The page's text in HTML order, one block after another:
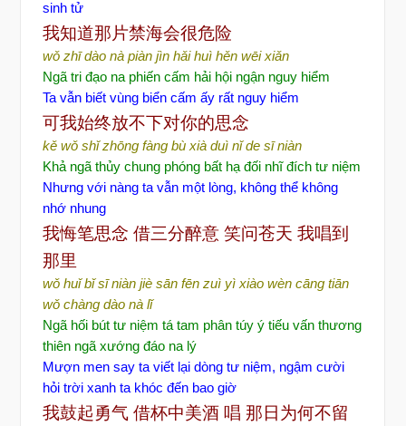
sinh tử
我知道那片禁海会很危险
wǒ zhī dào nà piàn jìn hǎi huì hěn wēi xiǎn
Ngã tri đạo na phiến cấm hải hội ngận nguy hiểm
Ta vẫn biết vùng biển cấm ấy rất nguy hiểm
可我始终放不下对你的思念
kě wǒ shǐ zhōng fàng bù xià duì nǐ de sī niàn
Khả ngã thủy chung phóng bất hạ đối nhĩ đích tư niệm
Nhưng với nàng ta vẫn một lòng, không thể không
nhớ nhung
我悔笔思念 借三分醉意 笑问苍天 我唱到
那里
wǒ huǐ bǐ sī niàn jiè sān fēn zuì yì xiào wèn cāng tiān
wǒ chàng dào nà lǐ
Ngã hối bút tư niệm tá tam phân túy ý tiếu vấn thương
thiên ngã xướng đáo na lý
Mượn men say ta viết lại dòng tư niệm, ngậm cười
hỏi trời xanh ta khóc đến bao giờ
我鼓起勇气 借杯中美酒 唱 那日 为何不留